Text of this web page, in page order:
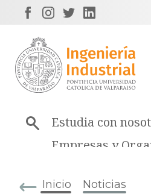
Estudia con
Empresas y
Inicio Noticias